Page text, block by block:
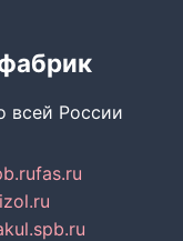
всей России
fas.ru